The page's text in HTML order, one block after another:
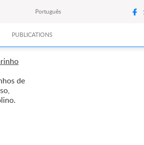
Português
PUBLICATIONS
de